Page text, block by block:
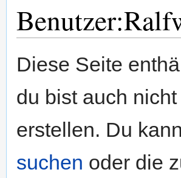
Diese Seite
du bist auch
erstellen. Du
suchen oder die